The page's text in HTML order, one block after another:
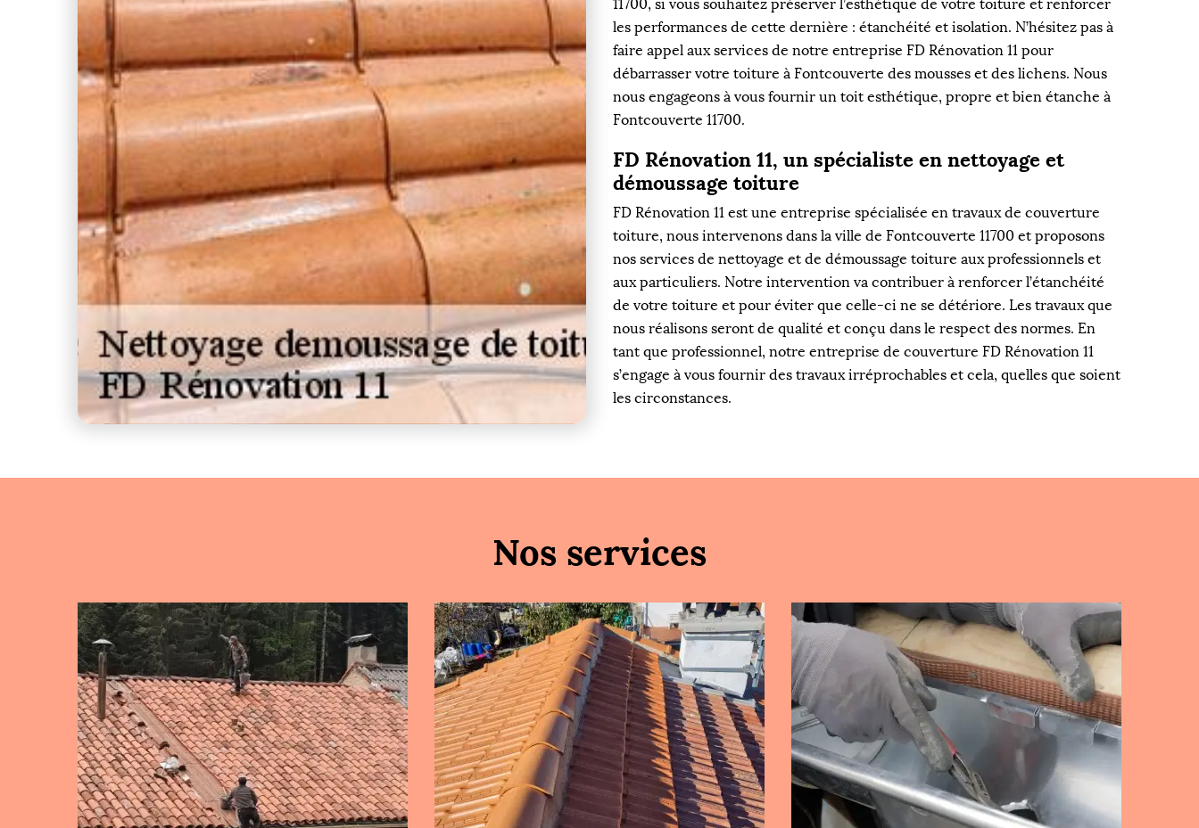
11700, si vous souhaitez préserver l’esthétique de votre toiture et renforcer
les performances de cette dernière : étanchéité et isolation. N’hésitez pas à
faire appel aux services de notre entreprise FD Rénovation 11 pour
débarrasser votre toiture à Fontcouverte des mousses et des lichens. Nous
nous engageons à vous fournir un toit esthétique, propre et bien étanche à
Fontcouverte 11700.
FD Rénovation 11, un spécialiste en nettoyage et
démoussage toiture
FD Rénovation 11 est une entreprise spécialisée en travaux de couverture
toiture, nous intervenons dans la ville de Fontcouverte 11700 et proposons
nos services de nettoyage et de démoussage toiture aux professionnels et
aux particuliers. Notre intervention va contribuer à renforcer l’étanchéité
de votre toiture et pour éviter que celle-ci ne se détériore. Les travaux que
nous réalisons seront de qualité et conçu dans le respect des normes. En
tant que professionnel, notre entreprise de couverture FD Rénovation 11
s’engage à vous fournir des travaux irréprochables et cela, quelles que soient
les circonstances.
Nos services